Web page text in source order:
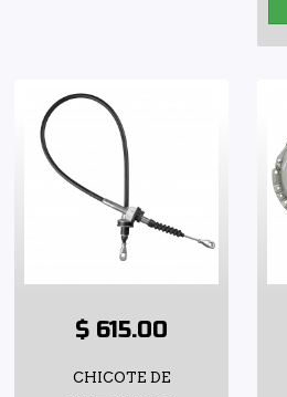
$ 615.00
CHICOTE DE